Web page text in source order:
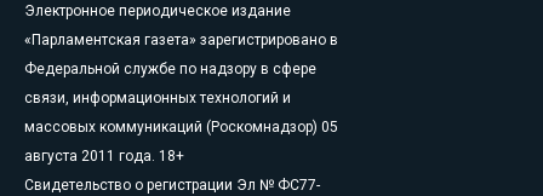
Электронное периодическое издание
«Парламентская газета» зарегистрировано в
Федеральной службе по надзору в сфере
связи, информационных технологий и
массовых коммуникаций (Роскомнадзор) 05
августа 2011 года. 18+
Свидетельство о регистрации Эл № ФС77-